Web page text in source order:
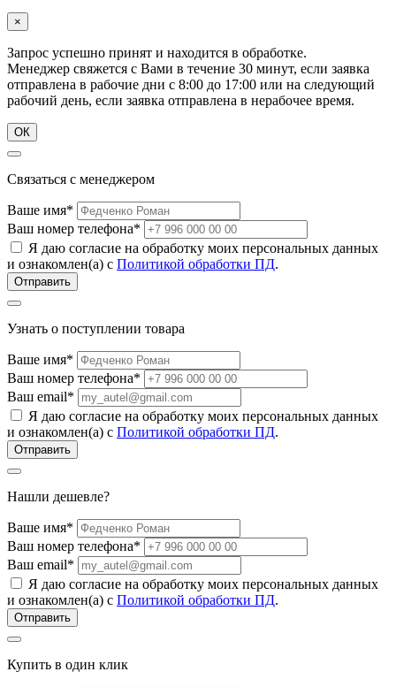
×
Запрос успешно принят и находится в обработке.
Менеджер свяжется с Вами в течение 30 минут, если заявка
отправлена в рабочие дни с 8:00 до 17:00 или на следующий
рабочий день, если заявка отправлена в нерабочее время.
ОК
Связаться с менеджером
Ваше имя*
Ваш номер телефона*
Я даю согласие на обработку моих персональных данных
и ознакомлен(а) с Политикой обработки ПД.
Узнать о поступлении товара
Ваше имя*
Ваш номер телефона*
Ваш email*
Я даю согласие на обработку моих персональных данных
и ознакомлен(а) с Политикой обработки ПД.
Нашли дешевле?
Ваше имя*
Ваш номер телефона*
Ваш email*
Я даю согласие на обработку моих персональных данных
и ознакомлен(а) с Политикой обработки ПД.
Купить в один клик